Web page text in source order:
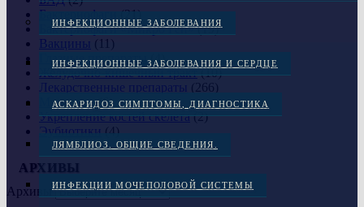
ИНФЕКЦИОННЫЕ ЗАБОЛЕВАНИЯ
ИНФЕКЦИОННЫЕ ЗАБОЛЕВАНИЯ И СЕРДЦЕ
АСКАРИДОЗ СИМПТОМЫ, ДИАГНОСТИКА
ЛЯМБЛИОЗ. ОБЩИЕ СВЕДЕНИЯ.
ИНФЕКЦИИ МОЧЕПОЛОВОЙ СИСТЕМЫ
Бактериофаги (21)
Бактериофаги «Микро Ген»(19)
Вакцины (11)
Глазные препараты (4)
Желудочно-кишечный тракт(10)
Лекарственные препараты
(266)
Медцентр(6)
Укрепление костей скелета(2)
Эубиотики (4)
АРХИВЫ
Архивы